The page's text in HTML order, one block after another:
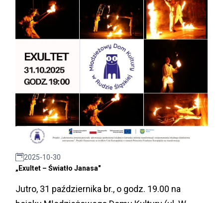
2025-10-30
„Exultet – Światło Janasa"
Jutro, 31 października br., o godz. 19.00 na